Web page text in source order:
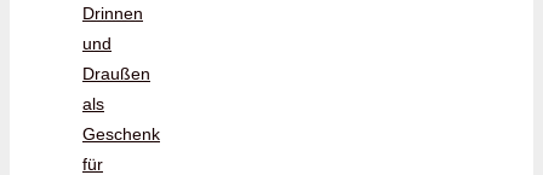
Drinnen
und
Draußen
als
Geschenk
für